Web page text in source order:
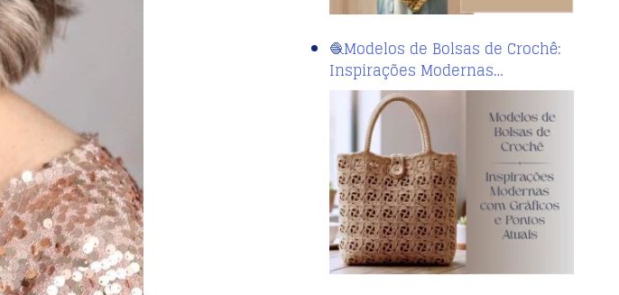
🧶Modelos de Bolsas de Crochê:
Inspirações Modernas…